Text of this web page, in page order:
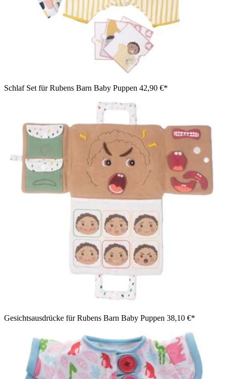
Schlaf Set für Rubens Barn Baby Puppen 42,90 €*
Gesichtsausdrücke für Rubens Barn Baby Puppen 38,10 €*